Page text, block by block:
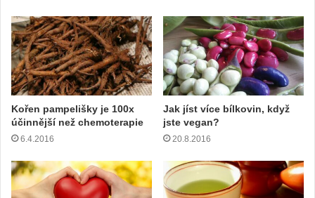
Kořen pampelišky je 100x
účinnější než chemoterapie
6.4.2016
Jak jíst více bílkovin, když
jste vegan?
20.8.2016